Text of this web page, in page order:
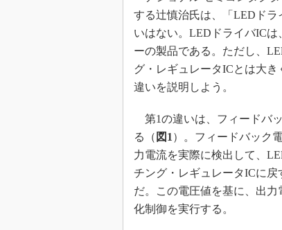
する辻慎治氏は、「LEDド
いはない。LEDドライバIC
ーの製品である。ただし、
グ・レギュレータICとは大
違いを説明しよう。
第1の違いは、フィードバ
る（ 図1 ）。フィードバック
力電流を実際に検出して、
チング・レギュレータICに戻
だ。この電圧値を基に、出
化制御を実行する。